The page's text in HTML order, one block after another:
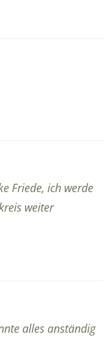
Friede, ich werde
weiter
alles anständig